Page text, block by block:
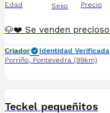
Edad Sexo Precio
Criador
Identidad Verificada
Porriño, Pontevedra (99km)
Teckel pequeñitos